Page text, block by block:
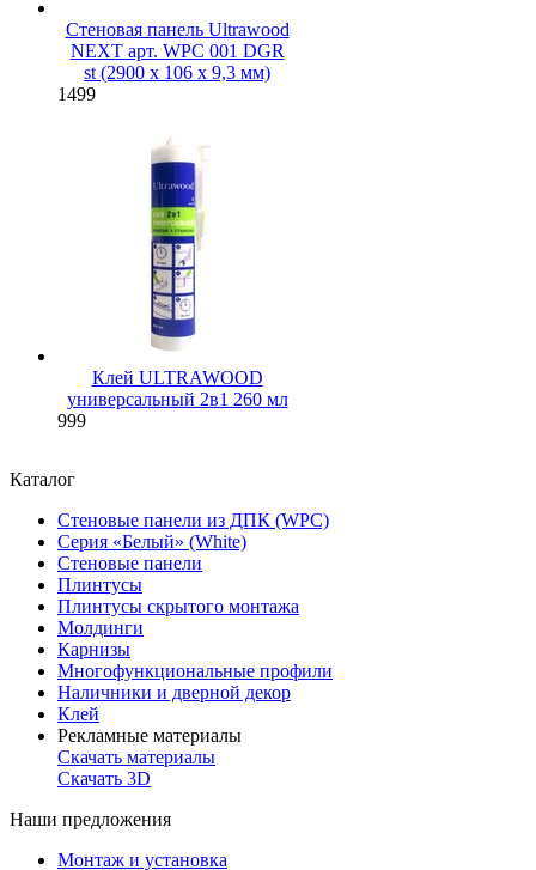
Стеновая панель Ultrawood
NEXT арт. WPC 001 DGR
st (2900 х 106 х 9,3 мм)
1499
Клей ULTRAWOOD
универсальный 2в1 260 мл
999
Каталог
Стеновые панели из ДПК (WPC)
Серия «Белый» (White)
Стеновые панели
Плинтусы
Плинтусы скрытого монтажа
Молдинги
Карнизы
Многофункциональные профили
Наличники и дверной декор
Клей
Рекламные материалы
Скачать материалы
Скачать 3D
Наши предложения
Монтаж и установка